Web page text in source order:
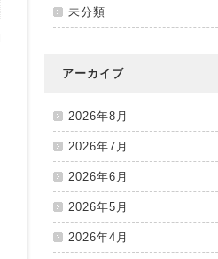
未分類
アーカイブ
2026年8月
2026年7月
2026年6月
2026年5月
2026年4月